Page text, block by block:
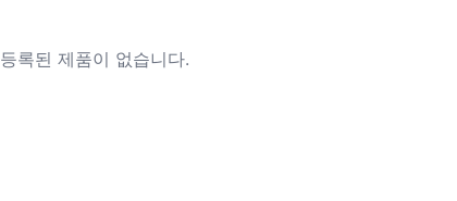
등록된 제품이 없습니다.